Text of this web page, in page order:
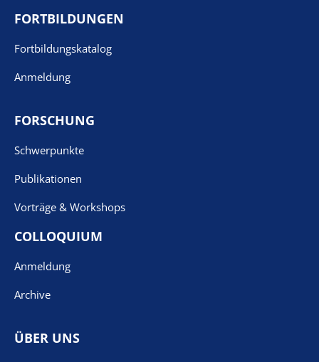
FORTBILDUNGEN
Fortbildungskatalog
Anmeldung
FORSCHUNG
Schwerpunkte
Publikationen
Vorträge & Workshops
COLLOQUIUM
Anmeldung
Archive
ÜBER UNS